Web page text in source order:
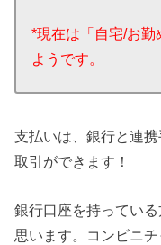
*現在は「自宅/お勤
ようです。
支払いは、銀行と連
取引ができます！
銀行口座を持ってい
思います。コンビニ